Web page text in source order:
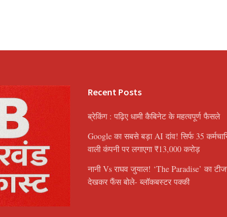
Recent Posts
ब्रेकिंग : पढ़िए धामी कैबिनेट के महत्वपूर्ण फैसले
Google का सबसे बड़ा AI दांव! सिर्फ 35
वाली कंपनी पर लगाएगा ₹13,000 करोड़
नानी Vs राघव जुयाल! ‘The Paradise’ का
देखकर फैंस बोले- ब्लॉकबस्टर पक्की